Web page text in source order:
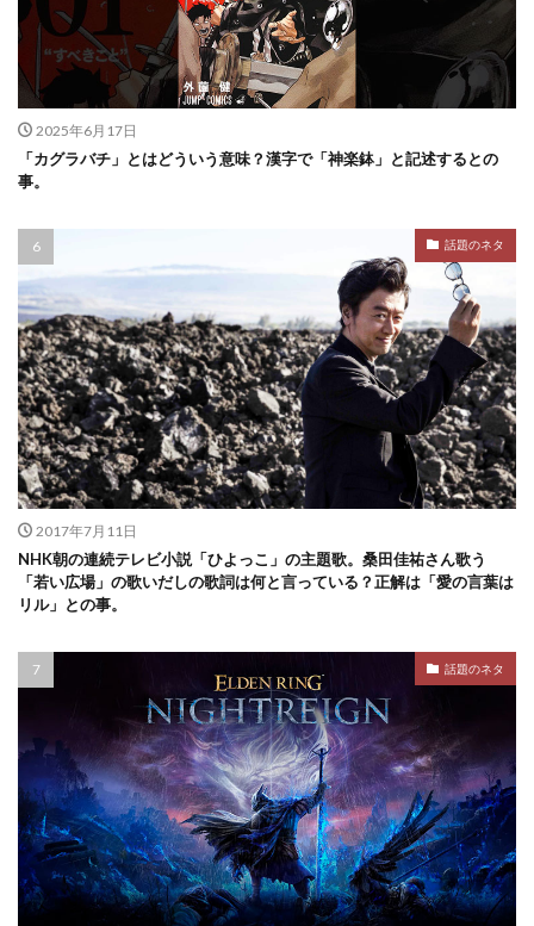
2025年6月17日
「カグラバチ」とはどういう意味？漢字で「神楽鉢」と記述するとの
事。
話題のネタ
2017年7月11日
NHK朝の連続テレビ小説「ひよっこ」の主題歌。桑田佳祐さん歌う
「若い広場」の歌いだしの歌詞は何と言っている？正解は「愛の言葉は
リル」との事。
話題のネタ